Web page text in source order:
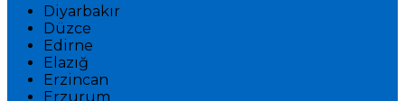
Diyarbakır
Düzce
Edirne
Elazığ
Erzincan
Erzurum